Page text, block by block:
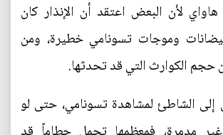
لأن البعض اعتقد أن الإنذار كان
وموجات تسونامي خطيرة، ومن
حجم الكوارث التي قد تحدثها.
إلى الشاطئ لمشاهدة تسونامي، حتى لو